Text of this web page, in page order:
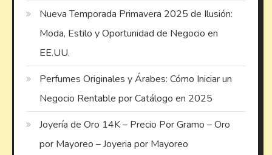
Nueva Temporada Primavera 2025 de Ilusión:
Moda, Estilo y Oportunidad de Negocio en
EE.UU.
Perfumes Originales y Árabes: Cómo Iniciar un
Negocio Rentable por Catálogo en 2025
Joyería de Oro 14K – Precio Por Gramo – Oro
por Mayoreo – Joyeria por Mayoreo